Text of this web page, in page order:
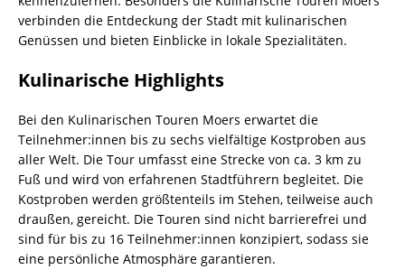
verbinden die Entdeckung der Stadt mit kulinarischen
Genüssen und bieten Einblicke in lokale Spezialitäten.
Kulinarische Highlights
Bei den Kulinarischen Touren Moers erwartet die
Teilnehmer:innen bis zu sechs vielfältige Kostproben aus
aller Welt. Die Tour umfasst eine Strecke von ca. 3 km zu
Fuß und wird von erfahrenen Stadtführern begleitet. Die
Kostproben werden größtenteils im Stehen, teilweise auch
draußen, gereicht. Die Touren sind nicht barrierefrei und
sind für bis zu 16 Teilnehmer:innen konzipiert, sodass sie
eine persönliche Atmosphäre garantieren.